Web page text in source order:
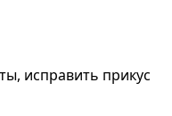
исправить прикус